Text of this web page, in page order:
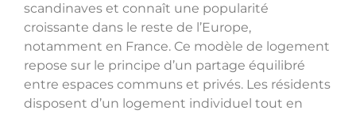
scandinaves et connaît une popularité
croissante dans le reste de l’Europe,
notamment en France. Ce modèle de logement
repose sur le principe d’un partage équilibré
entre espaces communs et privés. Les résidents
disposent d’un logement individuel tout en